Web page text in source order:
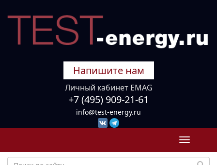
Напишите нам
Личный кабинет EMAG
+7 (495) 909-21-61
info@test-energy.ru
Toggle